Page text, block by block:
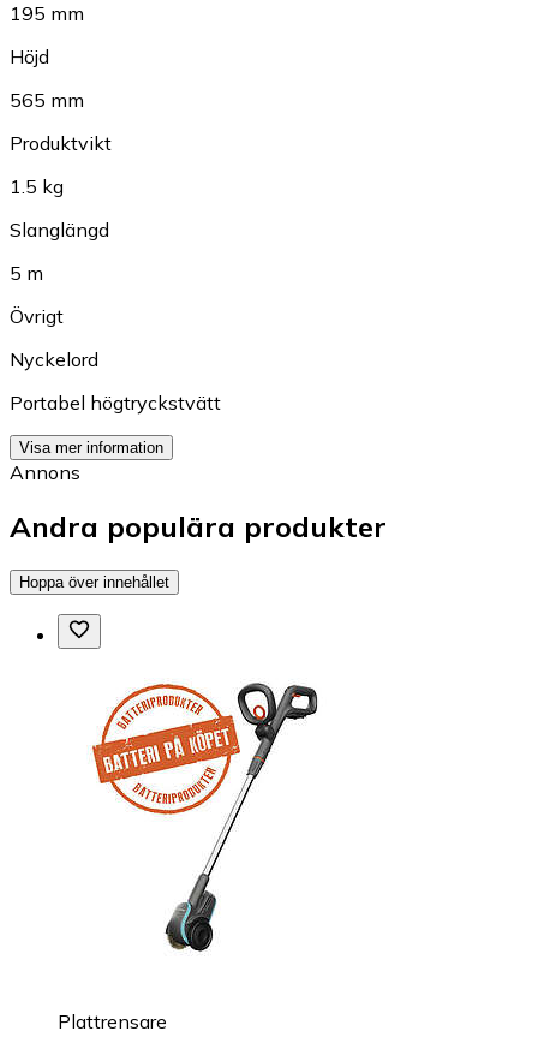
195 mm
Höjd
565 mm
Produktvikt
1.5 kg
Slanglängd
5 m
Övrigt
Nyckelord
Portabel högtryckstvätt
Visa mer information
Annons
Andra populära produkter
Hoppa över innehållet
Plattrensare